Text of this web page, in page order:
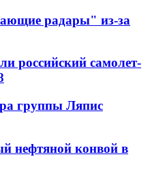
радары" из-за
российский самолет-
группы Ляпис
нефтяной конвой в